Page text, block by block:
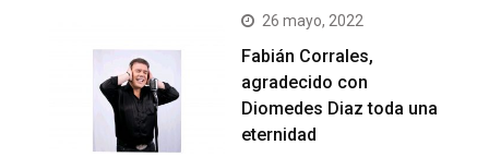
26 mayo, 2022
Fabián Corrales,
agradecido con
Diomedes Diaz toda una
eternidad